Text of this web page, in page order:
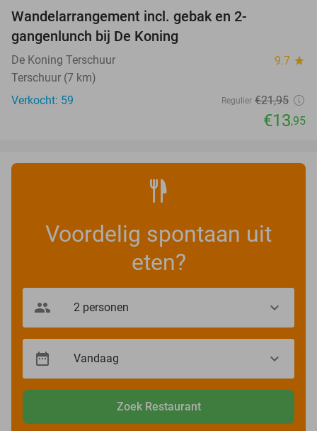
Wandelarrangement incl. gebak en 2-
gangenlunch bij De Koning
De Koning Terschuur 9.7 star
Terschuur (7 km)
Verkocht: 59
Regulier €21,95
€13,95
Voordelig spontaan uit
eten?
Zoek Restaurant